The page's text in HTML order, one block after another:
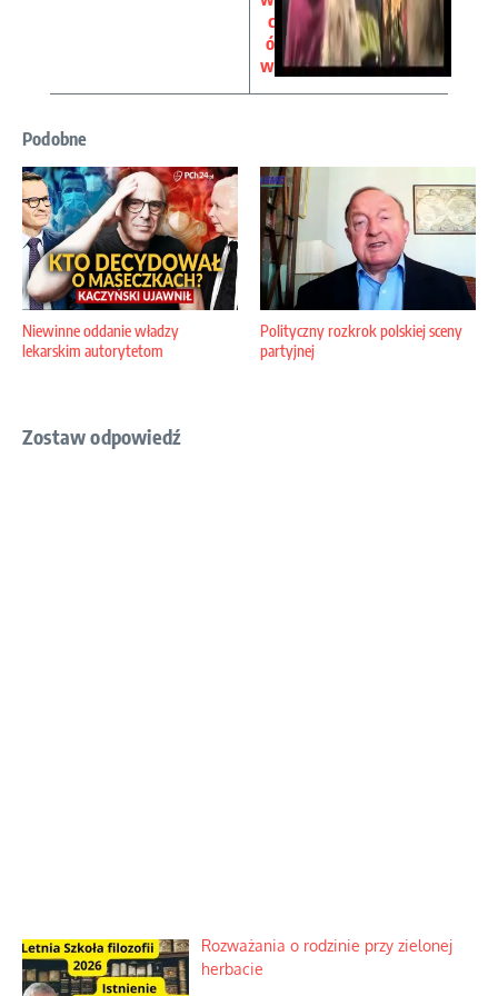
c
ó
w
Podobne
Niewinne oddanie władzy
lekarskim autorytetom
Polityczny rozkrok polskiej sceny
partyjnej
Zostaw odpowiedź
Rozważania o rodzinie przy zielonej
herbacie